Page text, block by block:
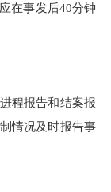
在事发后40分钟
程报告和结案报
情况及时报告事